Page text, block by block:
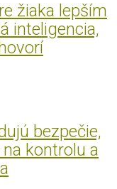
žiaka lepším
inteligencia,
bezpečie,
kontrolu a